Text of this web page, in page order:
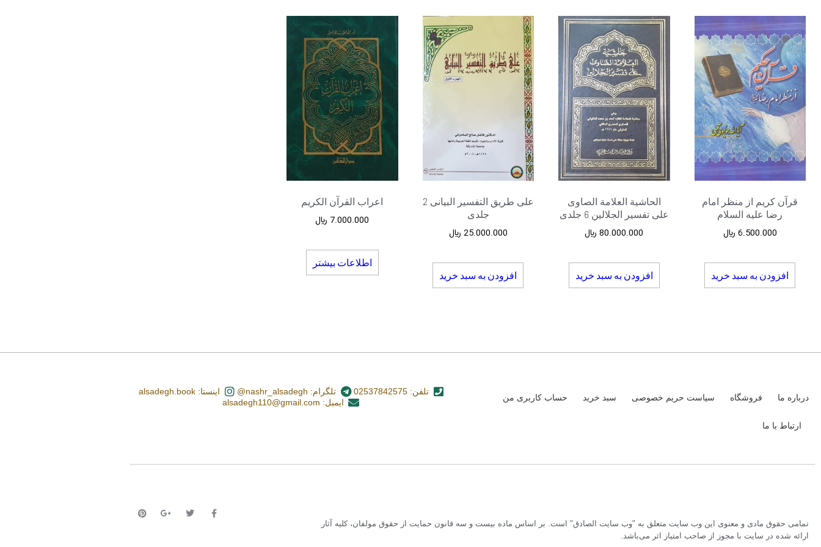
قرآن کریم از منظر امام
رضا علیه السلام
6.500.000 ﷼
افزودن به سبد خرید
الحاشیة العلامة الصاوی
علی تفسیر الجلالین 6 جلدی
80.000.000 ﷼
افزودن به سبد خرید
علی طریق التفسیر البیانی 2
جلدی
25.000.000 ﷼
افزودن به سبد خرید
اعراب القرآن الکریم
7.000.000 ﷼
اطلاعات بیشتر
درباره ما فروشگاه سیاست حریم خصوصی سبد خرید حساب کاربری من
ارتباط با ما
تلفن: 02537842575 تلگرام: nashr_alsadegh@
اینستا: alsadegh.book
ایمیل: alsadegh110@gmail.com
تمامی حقوق مادی و معنوی این وب سایت متعلق به "وب سایت الصادق" است. بر اساس ماده بیست و سه قانون حمایت از حقوق مولفان، کلیه آثار
ارائه شده در سایت با مجوز از صاحب امتیاز اثر می‌باشد.‏